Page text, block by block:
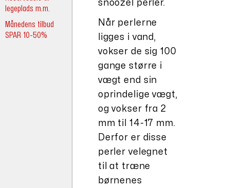
legeplads m.m.
Månedens tilbud
SPAR 10-50%
snoozel perler.
Når perlerne
ligges i vand,
vokser de sig 100
gange større i
vægt end sin
oprindelige vægt,
og vokser fra 2
mm til 14-17 mm.
Derfor er disse
perler velegnet
til at træne
børnenes